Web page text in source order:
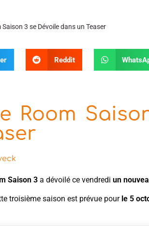
Saison 3 se Dévoile dans un Teaser
Reddit
Room
Saison 3 a dévoilé ce vendredi un
troisième saison est prévue pour le 5